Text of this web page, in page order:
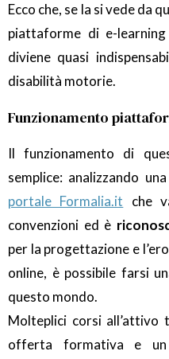
Ecco che, se la si vede da
piattaforme di e-
diviene quasi
disabilità motorie.
Funzionamento
Il funzionamento di
semplice: analizzando
portale Formalia.it che
convenzioni ed è
per la progettazione e
online, è possibile farsi
questo mondo.
Molteplici corsi all’attivo
offerta formativa e